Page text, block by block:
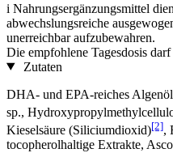
i Nahrungsergänzungsmittel
abwechslungsreiche
unerreichbar aufzubewahren.
Die empfohlene Tagesdosis
Zutaten
DHA- und EPA-reiches
sp.,
Kieselsäure (Siliciumdioxid)[2],
tocopherolhaltige Extrakte,